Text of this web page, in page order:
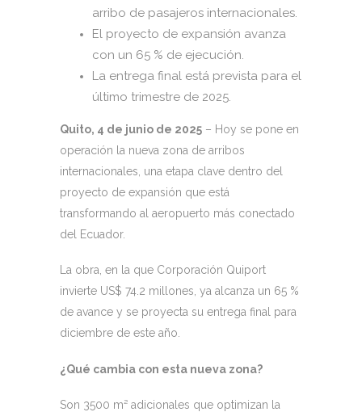
arribo de pasajeros internacionales.
El proyecto de expansión avanza
con un 65 % de ejecución.
La entrega final está prevista para el
último trimestre de 2025.
Quito, 4 de junio de 2025 – Hoy se pone en
operación la nueva zona de arribos
internacionales, una etapa clave dentro del
proyecto de expansión que está
transformando al aeropuerto más conectado
del Ecuador.
La obra, en la que Corporación Quiport
invierte US$ 74.2 millones, ya alcanza un 65 %
de avance y se proyecta su entrega final para
diciembre de este año.
¿Qué cambia con esta nueva zona?
Son 3500 m² adicionales que optimizan la